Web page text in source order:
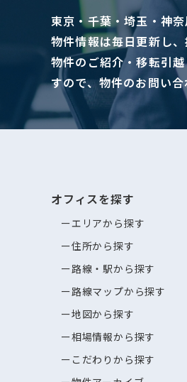
東京・千葉・埼玉・神
物件情報は毎日更新し
物件のご紹介・移転引
すので、物件のお問い
オフィスを探す
エリアから探す
住所から探す
路線・駅から探す
路線マップから探す
地図から探す
相場情報から探す
こだわりから探す